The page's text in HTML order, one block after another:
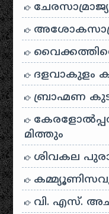
ദളവാകുളം
ബ്രാഹ്മണ
മിത്തും
ശിവകല
വി. എസ്.